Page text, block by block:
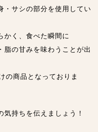
・サシの部分を使用してい
かく、食べた瞬間に
脂の甘みを味わうことが出
の商品となっておりま
持ちを伝えましょう！